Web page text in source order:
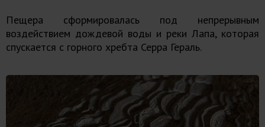
Пещера сформировалась под непрерывным
воздействием дождевой воды и реки Лапа, которая
спускается с горного хребта Серра Гераль.